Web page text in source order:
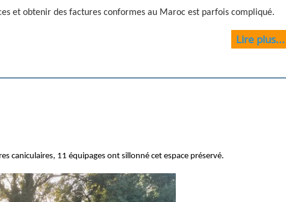
et obtenir des factures conformes au Maroc est parfois compliqué.
Lire plus...
caniculaires, 11 équipages ont sillonné cet espace préservé.